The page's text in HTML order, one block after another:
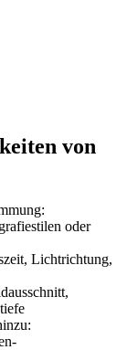
von
oder
Lichtrichtung,